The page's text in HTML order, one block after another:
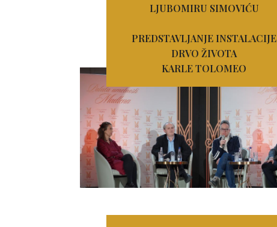
LJUBOMIRU SIMOVIĆU
PREDSTAVLJANJE INSTALACIJE
DRVO ŽIVOTA
KARLE TOLOMEO